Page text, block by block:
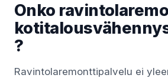
Onko
?
Ravintolaremonttipalvelu ei